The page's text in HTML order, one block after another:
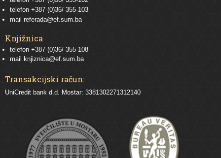
telefon +387 (0)36/ 355-103
mail referada@ef.sum.ba
Knjižnica
telefon +387 (0)36/ 355-108
mail
knjiznica@ef.sum.ba
Transakcijski račun:
UniCredit bank d.d. Mostar: 3381302271312140